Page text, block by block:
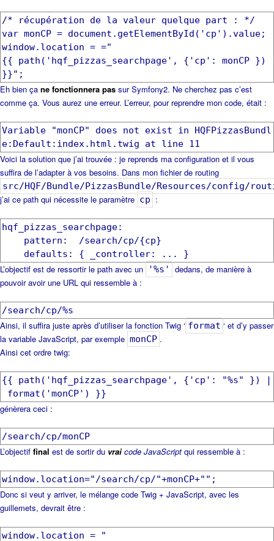
/* récupération de la valeur quelque part : */
var monCP = document.getElementById('cp').value;
window.location = ="
{{ path('hqf_pizzas_searchpage', {'cp': monCP })
Eh bien ça ne fonctionnera pas sur Symfony2. Ne cherchez pas c’est
comme ça. Vous aurez une erreur. L’erreur, pour reprendre mon code, était :
Variable "monCP" does not exist in HQFPizzasBundl
Voici la solution que j’ai trouvée : je reprends ma configuration et il vous
suffira de l’adapter à vos besoins. Dans mon fichier de routing
src/HQF/Bundle/PizzasBundle/Resources/config/
j’ai ce path qui nécessite le paramètre cp :
hqf_pizzas_searchpage:
pattern: /search/cp/{cp}
L’objectif est de ressortir le path avec un '%s'
dedans, de manière à
pouvoir avoir une URL qui ressemble à :
/search/cp/%s
Ainsi, il suffira juste après d’utiliser la fonction Twig ‘ format ‘ et d’y passer
la variable JavaScript, par exemple monCP .
Ainsi cet ordre twig:
{{ path('hqf_pizzas_searchpage', {'cp': "%s" }) |
génèrera ceci :
/search/cp/monCP
L’objectif final est de sortir du vraicode JavaScript qui ressemble à :
window.location="/search/cp/"+monCP+"";
Donc si veut y arriver, le mélange code Twig + JavaScript, avec les
guillemets, devrait être :
window.location = "